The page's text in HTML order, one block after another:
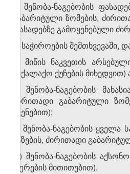
ე) შენობა-ნაგებობის
გაბარიტული ზომების,
ფასადებზე გამოყენებული
3. საჭიროების
ა) მიწის ნაკვეთის
საქალაქო ქუჩების
ბ) შენობა-ნაგებობის
ძირითადი გაბარიტული
ჩვენებით);
გ) შენობა-ნაგებობის
ხაზების, ძირითადი
დ) შენობა-ნაგებობის
ფერების მითითებით).